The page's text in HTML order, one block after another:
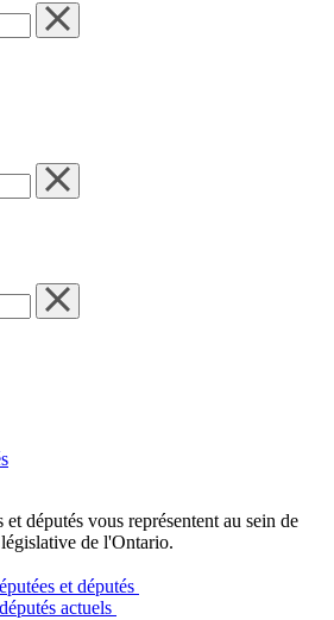
et députés vous représentent au sein de
de l'Ontario.
et députés
actuels